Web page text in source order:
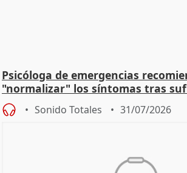
Psicóloga de emergencias
"normalizar" los síntomas tras
Sonido Totales 31/07/2026